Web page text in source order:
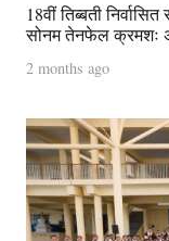
18वीं तिब्बती
सोनम तेनफेल क्रमशः
2 months ago